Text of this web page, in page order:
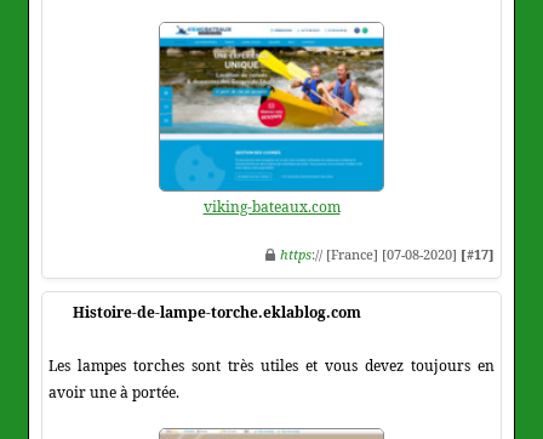
viking-bateaux.com
https:// [France] [07-08-2020] [#17]
Histoire-de-lampe-torche.eklablog.com
Les lampes torches sont très utiles et vous devez toujours en
avoir une à portée.